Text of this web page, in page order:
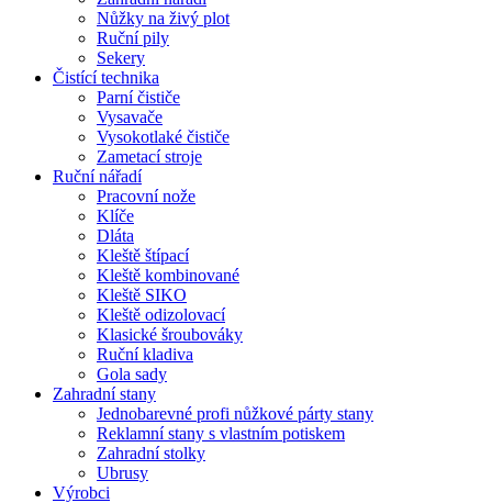
Nůžky na živý plot
Ruční pily
Sekery
Čistící technika
Parní čističe
Vysavače
Vysokotlaké čističe
Zametací stroje
Ruční nářadí
Pracovní nože
Klíče
Dláta
Kleště štípací
Kleště kombinované
Kleště SIKO
Kleště odizolovací
Klasické šroubováky
Ruční kladiva
Gola sady
Zahradní stany
Jednobarevné profi nůžkové párty stany
Reklamní stany s vlastním potiskem
Zahradní stolky
Ubrusy
Výrobci